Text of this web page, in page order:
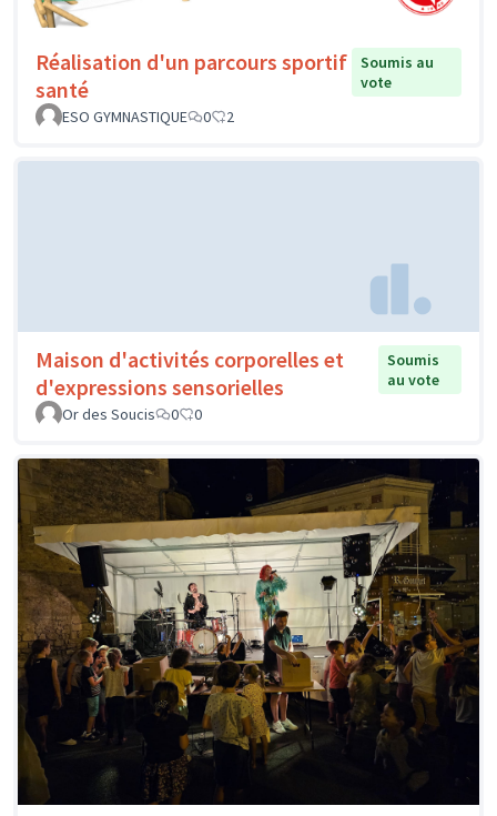
Réalisation d'un parcours sportif
santé
Soumis au
vote
ESO GYMNASTIQUE
0 2
Maison d'activités corporelles et
d'expressions sensorielles
Soumis
au vote
Or des Soucis
0 0